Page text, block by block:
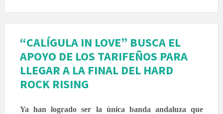
“CALÍGULA IN LOVE” BUSCA EL
APOYO DE LOS TARIFEÑOS PARA
LLEGAR A LA FINAL DEL HARD
ROCK RISING
Ya han logrado ser la única banda andaluza que